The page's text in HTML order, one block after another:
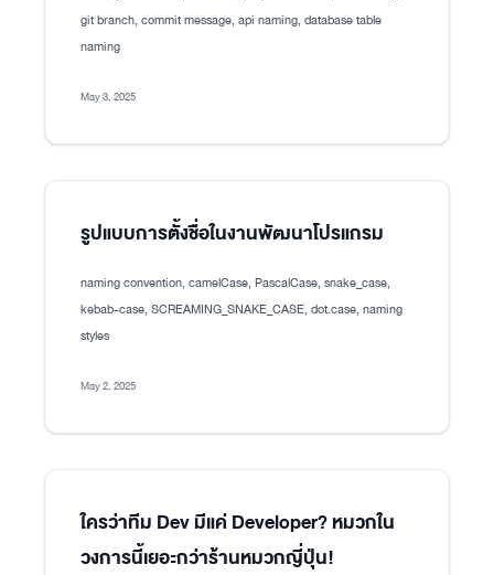
git branch, commit message, api naming, database table
naming
May 3, 2025
รูปแบบการตั้งชื่อในงานพัฒนาโปรแกรม
naming convention, camelCase, PascalCase, snake_case,
kebab-case, SCREAMING_SNAKE_CASE, dot.case, naming
styles
May 2, 2025
ใครว่าทีม Dev มีแค่ Developer? หมวกใน
วงการนี้เยอะกว่าร้านหมวกญี่ปุ่น!